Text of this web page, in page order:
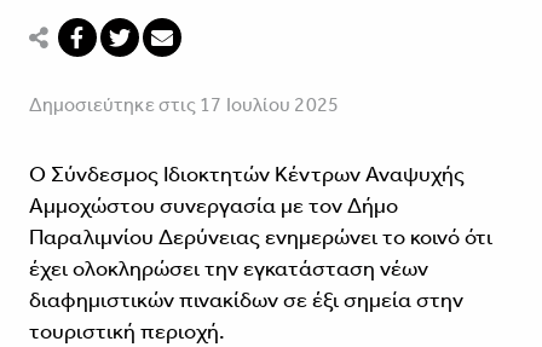
Δημοσιεύτηκε στις 17 Ιουλίου 2025
Ο Σύνδεσμος Ιδιοκτητών Κέντρων Αναψυχής
Αμμοχώστου συνεργασία με τον Δήμο
Παραλιμνίου Δερύνειας ενημερώνει το κοινό ότι
έχει ολοκληρώσει την εγκατάσταση νέων
διαφημιστικών πινακίδων σε έξι σημεία στην
τουριστική περιοχή.